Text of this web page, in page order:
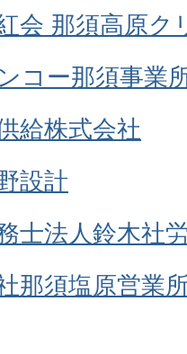
会 那須高原ク
コー那須事業
給株式会社
設計
士法人鈴木社
那須塩原営業